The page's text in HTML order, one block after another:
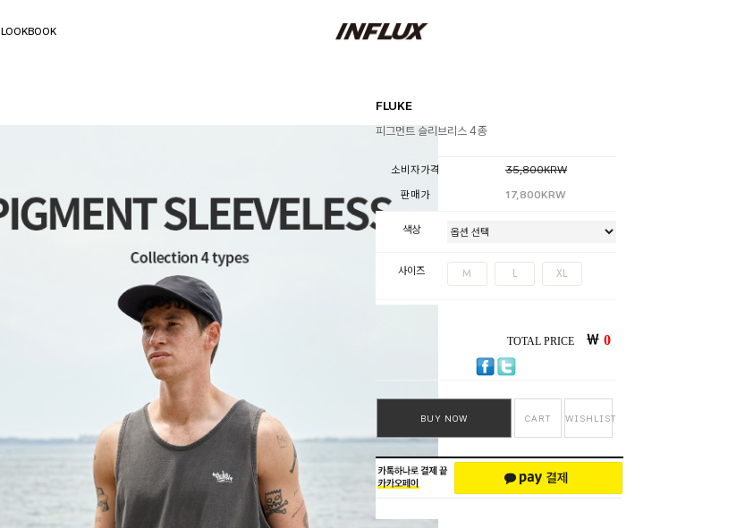
LOOKBOOK
FLUKE
피그먼트 슬리브리스 4종
소비자가격
35,800KRW
판매가
17,800KRW
색상
사이즈 M L XL
TOTAL PRICE ￦ 0
BUY NOW CART WISHLIST